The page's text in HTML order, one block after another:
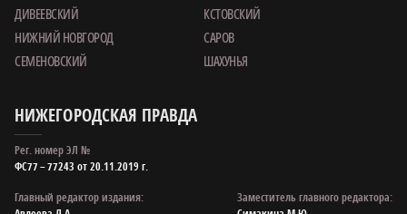
ДИВЕЕВСКИЙ
КСТОВСКИЙ
НИЖНИЙ НОВГОРОД
САРОВ
СЕМЕНОВСКИЙ
ШАХУНЬЯ
НИЖЕГОРОДСКАЯ ПРАВДА
Рег. номер ЭЛ №
ФС77 – 77243 от 20.11.2019 г.
Главный редактор издания:
Заместитель главного редактора: